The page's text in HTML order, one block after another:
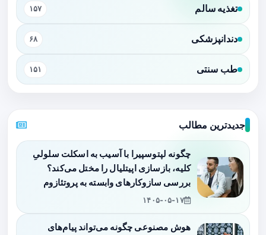
تغذیه سالم ۱۵۷
دندانپزشکی ۶۸
طب سنتی ۱۵۱
جدیدترین مطالب
چگونه لپتوسپیرا با آسیب به اسکلت سلولیِ
کلیه، بازسازی اپیتلیال را مختل می‌کند؟
بررسی سازوکارهای وابسته به پروتئازوم
۱۴۰۵-۰۵-۱۷
هوش مصنوعی چگونه می‌تواند پیام‌های